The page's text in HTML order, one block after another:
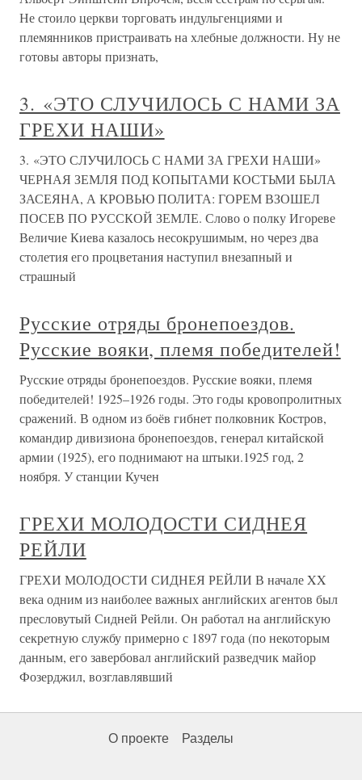
Не стоило церкви торговать индульгенциями и
племянников пристраивать на хлебные должности. Ну не
готовы авторы признать,
3. «ЭТО СЛУЧИЛОСЬ С НАМИ ЗА
ГРЕХИ НАШИ»
3. «ЭТО СЛУЧИЛОСЬ С НАМИ ЗА ГРЕХИ НАШИ»
ЧЕРНАЯ ЗЕМЛЯ ПОД КОПЫТАМИ КОСТЬМИ БЫЛА
ЗАСЕЯНА, А КРОВЬЮ ПОЛИТА: ГОРЕМ ВЗОШЕЛ
ПОСЕВ ПО РУССКОЙ ЗЕМЛЕ. Слово о полку Игореве
Величие Киева казалось несокрушимым, но через два
столетия его процветания наступил внезапный и
страшный
Русские отряды бронепоездов.
Русские вояки, племя победителей!
Русские отряды бронепоездов. Русские вояки, племя
победителей! 1925–1926 годы. Это годы кровопролитных
сражений. В одном из боёв гибнет полковник Костров,
командир дивизиона бронепоездов, генерал китайской
армии (1925), его поднимают на штыки.1925 год, 2
ноября. У станции Кучен
ГРЕХИ МОЛОДОСТИ СИДНЕЯ
РЕЙЛИ
ГРЕХИ МОЛОДОСТИ СИДНЕЯ РЕЙЛИ В начале XX
века одним из наиболее важных английских агентов был
пресловутый Сидней Рейли. Он работал на английскую
секретную службу примерно с 1897 года (по некоторым
данным, его завербовал английский разведчик майор
Фозерджил, возглавлявший
О проекте Разделы